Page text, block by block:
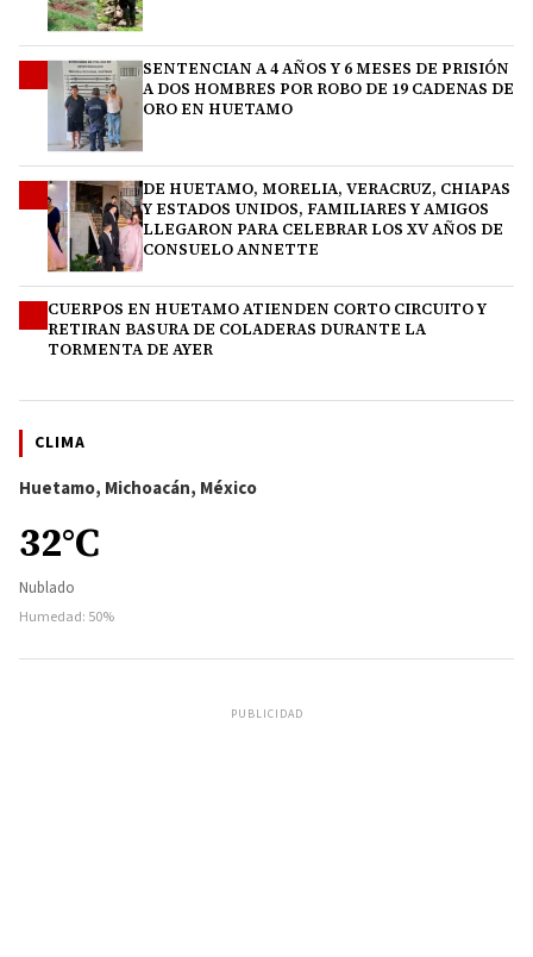
SENTENCIAN A 4 AÑOS Y 6 MESES DE PRISIÓN
A DOS HOMBRES POR ROBO DE 19 CADENAS DE
ORO EN HUETAMO
DE HUETAMO, MORELIA, VERACRUZ, CHIAPAS
Y ESTADOS UNIDOS, FAMILIARES Y AMIGOS
LLEGARON PARA CELEBRAR LOS XV AÑOS DE
CONSUELO ANNETTE
CUERPOS EN HUETAMO ATIENDEN CORTO CIRCUITO Y
RETIRAN BASURA DE COLADERAS DURANTE LA
TORMENTA DE AYER
CLIMA
Huetamo, Michoacán, México
32°C
Nublado
Humedad: 50%
PUBLICIDAD